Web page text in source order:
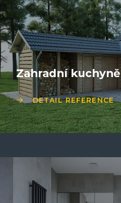
Zahradní kuchyně
DETAIL REFERENCE